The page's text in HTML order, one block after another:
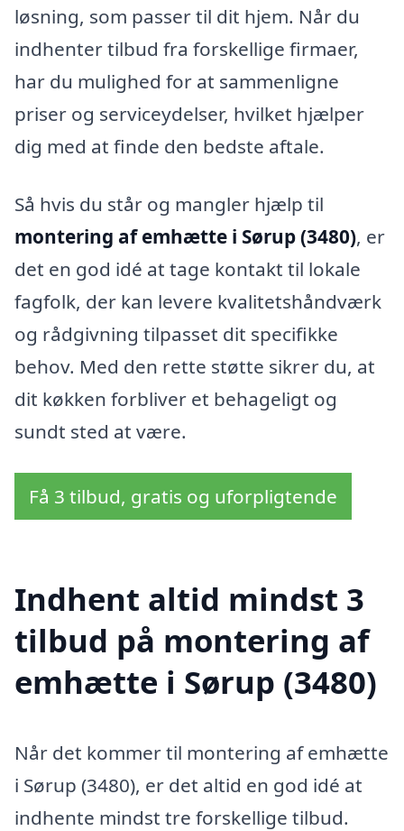
løsning, som passer til dit hjem. Når du
indhenter tilbud fra forskellige firmaer,
har du mulighed for at sammenligne
priser og serviceydelser, hvilket hjælper
dig med at finde den bedste aftale.
Så hvis du står og mangler hjælp til
montering af emhætte i Sørup (3480), er
det en god idé at tage kontakt til lokale
fagfolk, der kan levere kvalitetshåndværk
og rådgivning tilpasset dit specifikke
behov. Med den rette støtte sikrer du, at
dit køkken forbliver et behageligt og
sundt sted at være.
Få 3 tilbud, gratis og uforpligtende
Indhent altid mindst 3
tilbud på montering af
emhætte i Sørup (3480)
Når det kommer til montering af emhætte
i Sørup (3480), er det altid en god idé at
indhente mindst tre forskellige tilbud.